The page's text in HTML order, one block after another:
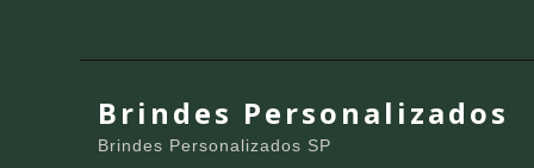
Brindes Personalizados
Brindes Personalizados SP